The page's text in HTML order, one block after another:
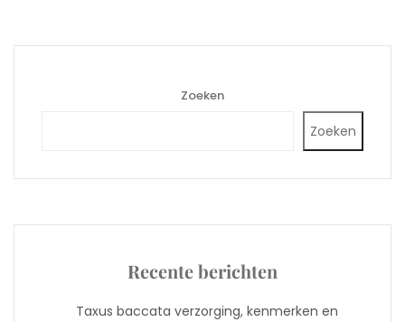
Zoeken
Zoeken
Recente berichten
Taxus baccata verzorging, kenmerken en